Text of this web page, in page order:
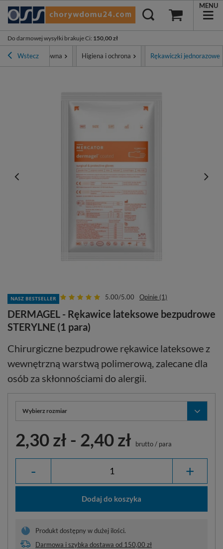
Do darmowej wysyłki brakuje Ci: 150,00 zł
MENU
Wstecz
Strona główna Higiena i ochrona Rękawiczki jednorazowe
NASZ BESTSELLER 5.00/5.00 Opinie (1)
DERMAGEL - Rękawice lateksowe bezpudrowe
STERYLNE (1 para)
Chirurgiczne bezpudrowe rękawice lateksowe z
wewnętrzną warstwą polimerową, zalecane dla
osób za skłonnościami do alergii.
Wybierz rozmiar
2,30 zł - 2,40 zł brutto/ para
- +
Dodaj do koszyka
Produkt dostępny w dużej ilości.
Darmowa i szybka dostawa od 150,00 zł